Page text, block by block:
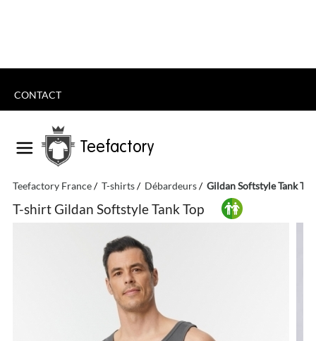
CONTACT
Teefactory
Teefactory France T-shirts Débardeurs Gildan Softstyle Tank Top
T-shirt Gildan Softstyle Tank Top